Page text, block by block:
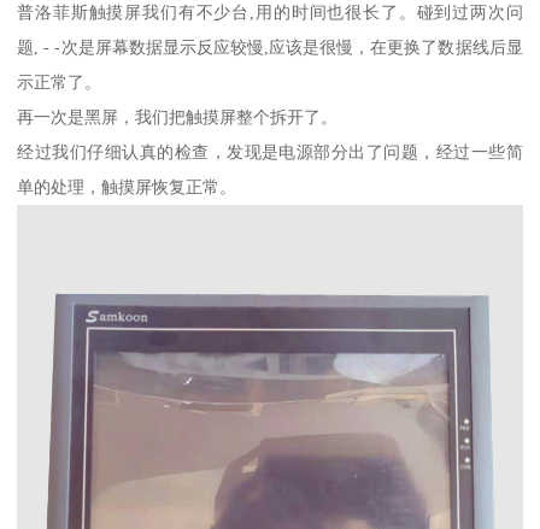
普洛菲斯触摸屏我们有不少台,用的时间也很长了。碰到过两次问
题, - -次是屏幕数据显示反应较慢,应该是很慢，在更换了数据线后显
示正常了。
再一次是黑屏，我们把触摸屏整个拆开了。
经过我们仔细认真的检查，发现是电源部分出了问题，经过一些简
单的处理，触摸屏恢复正常。